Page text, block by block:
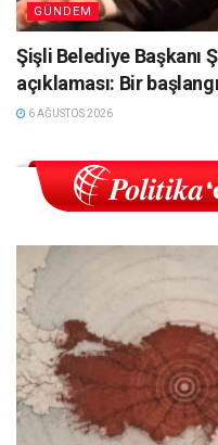
GÜNDEM
Şişli Belediye Başkanı
açıklaması: Bir
6 AĞUSTOS 2026